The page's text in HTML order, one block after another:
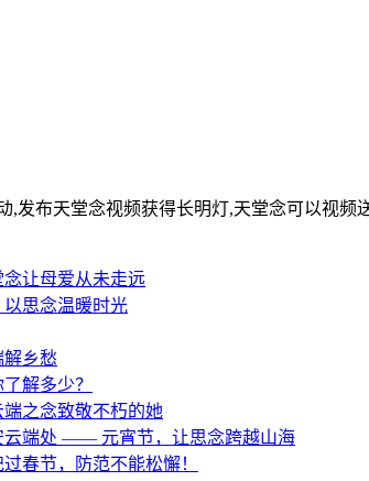
,发布天堂念视频获得长明灯,天堂念可以视
让母爱从未走远
思念温暖时光
乡愁
解多少？
之念致敬不朽的她
云端处 —— 元宵节，让思念跨越山海
春节，防范不能松懈！